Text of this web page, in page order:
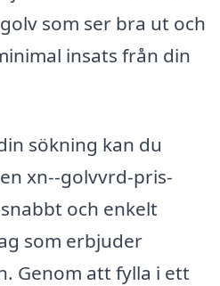
som ser bra ut och
insats från din
sökning kan du
xn--golvvrd-pris-
och enkelt
som erbjuder
Genom att fylla i ett